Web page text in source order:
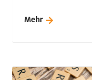
Mehr